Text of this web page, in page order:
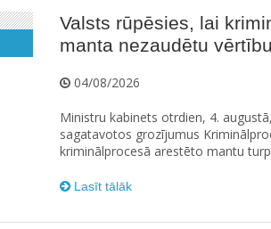
Valsts rūpēsies, lai
manta nezaudētu vērtību
04/08/2026
Ministru kabinets otrdien, 4.
sagatavotos grozījumus
kriminālprocesā arestēto mantu
Lasīt tālāk